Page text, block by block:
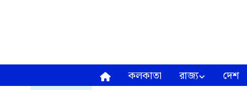
কলকাতা রাজ্য দেশ